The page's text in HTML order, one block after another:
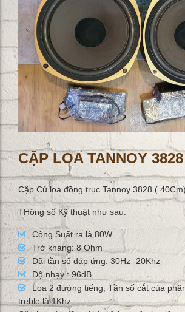
CẶP LOA TANNOY
Cặp Củ loa đồng trục Tannoy 3828 ( 40Cm)
THông số Kỹ thuật như sau:
Công Suất ra là 80W
Trở kháng: 8 Ohm
Dãi tần số đáp ứng: 30Hz -20Khz
Độ nhạy : 96dB
Loa 2 đường tiếng, Tần số cắt của
treble là 1Khz